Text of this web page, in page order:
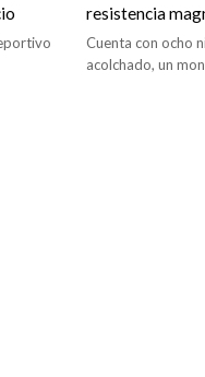
resistencia
para gimnasio
Cuenta con ocho
acolchado, un